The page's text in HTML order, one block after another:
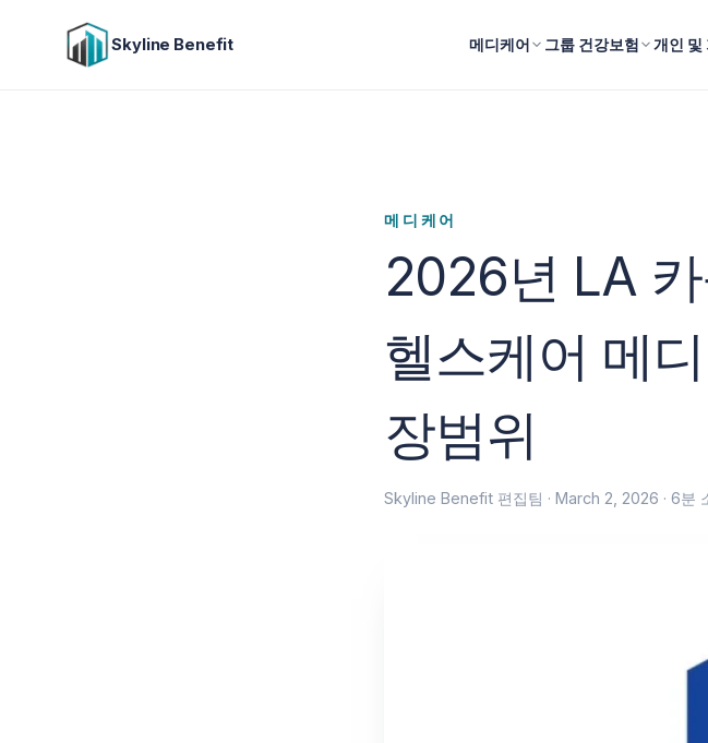
Skyline Benefit 메디케어 그룹 건강보험 개인 및
메디케어
2026년 LA
헬스케어 메
장범위
Skyline Benefit 편집팀 ·March 2, 2026 · 6분